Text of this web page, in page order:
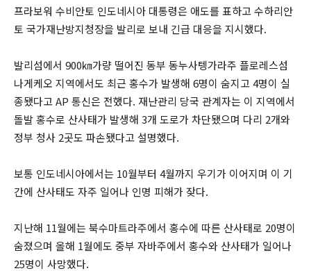
프라보워 수비안토 인도네시아 대통령은 애도를 표하고 수하리안
토 국가재난방지청장을 발리로 보내 긴급 대응을 지시했다.
발리섬에서 900㎞가량 떨어진 동부 동누사텡가라주 플로레스섬
나게케오 지역에서도 최근 홍수가 발생해 6명이 숨지고 4명이 실
종됐다고 AP 통신은 전했다. 재난관리 당국 관계자는 이 지역에서
돌발 홍수로 산사태가 발생해 3개 도로가 차단됐으며 다리 2개와
정부 청사 2곳도 파손됐다고 설명했다.
보통 인도네시아에서는 10월부터 4월까지 우기가 이어지며 이 기
간에 산사태도 자주 일어나 인명 피해가 잦다.
지난해 11월에는 북수마트라주에서 홍수에 따른 산사태로 20명이
숨졌으며 올해 1월에도 중부 자바주에서 홍수와 산사태가 일어나
25명이 사망했다.